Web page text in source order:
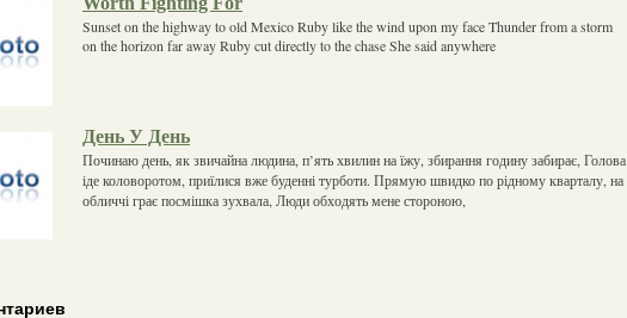
Sunset on the highway to old Mexico Ruby like the wind upon my face Thunder from a storm
on the horizon far away Ruby cut directly to the chase She said anywhere
День У День
Починаю день, як звичайна людина, п’ять хвилин на їжу, збирання годину забирає, Голова
іде коловоротом, приїлися вже буденні турботи. Прямую швидко по рідному кварталу, на
обличчі грає посмішка зухвала, Люди обходять мене стороною,